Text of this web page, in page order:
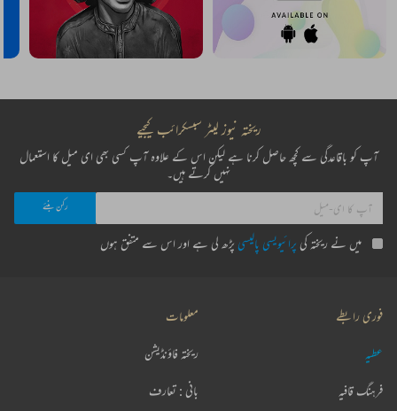
ریختہ نیوز لیٹر سبسکرائب کیجیے
آپ کو باقاعدگی سے کچھ حاصل کرنا ہے لیکن اس کے علاوہ آپ کسی بھی ای میل کا استعمال
نہیں کرتے ہیں۔
میں نے ریختہ کی پرائیویسی پالیسی پڑھ لی ہے اور اس سے متفق ہوں
فوری رابطے
عطیہ
فرہنگ قافیہ
معلومات
ریختہ فاؤنڈیشن
بانی : تعارف